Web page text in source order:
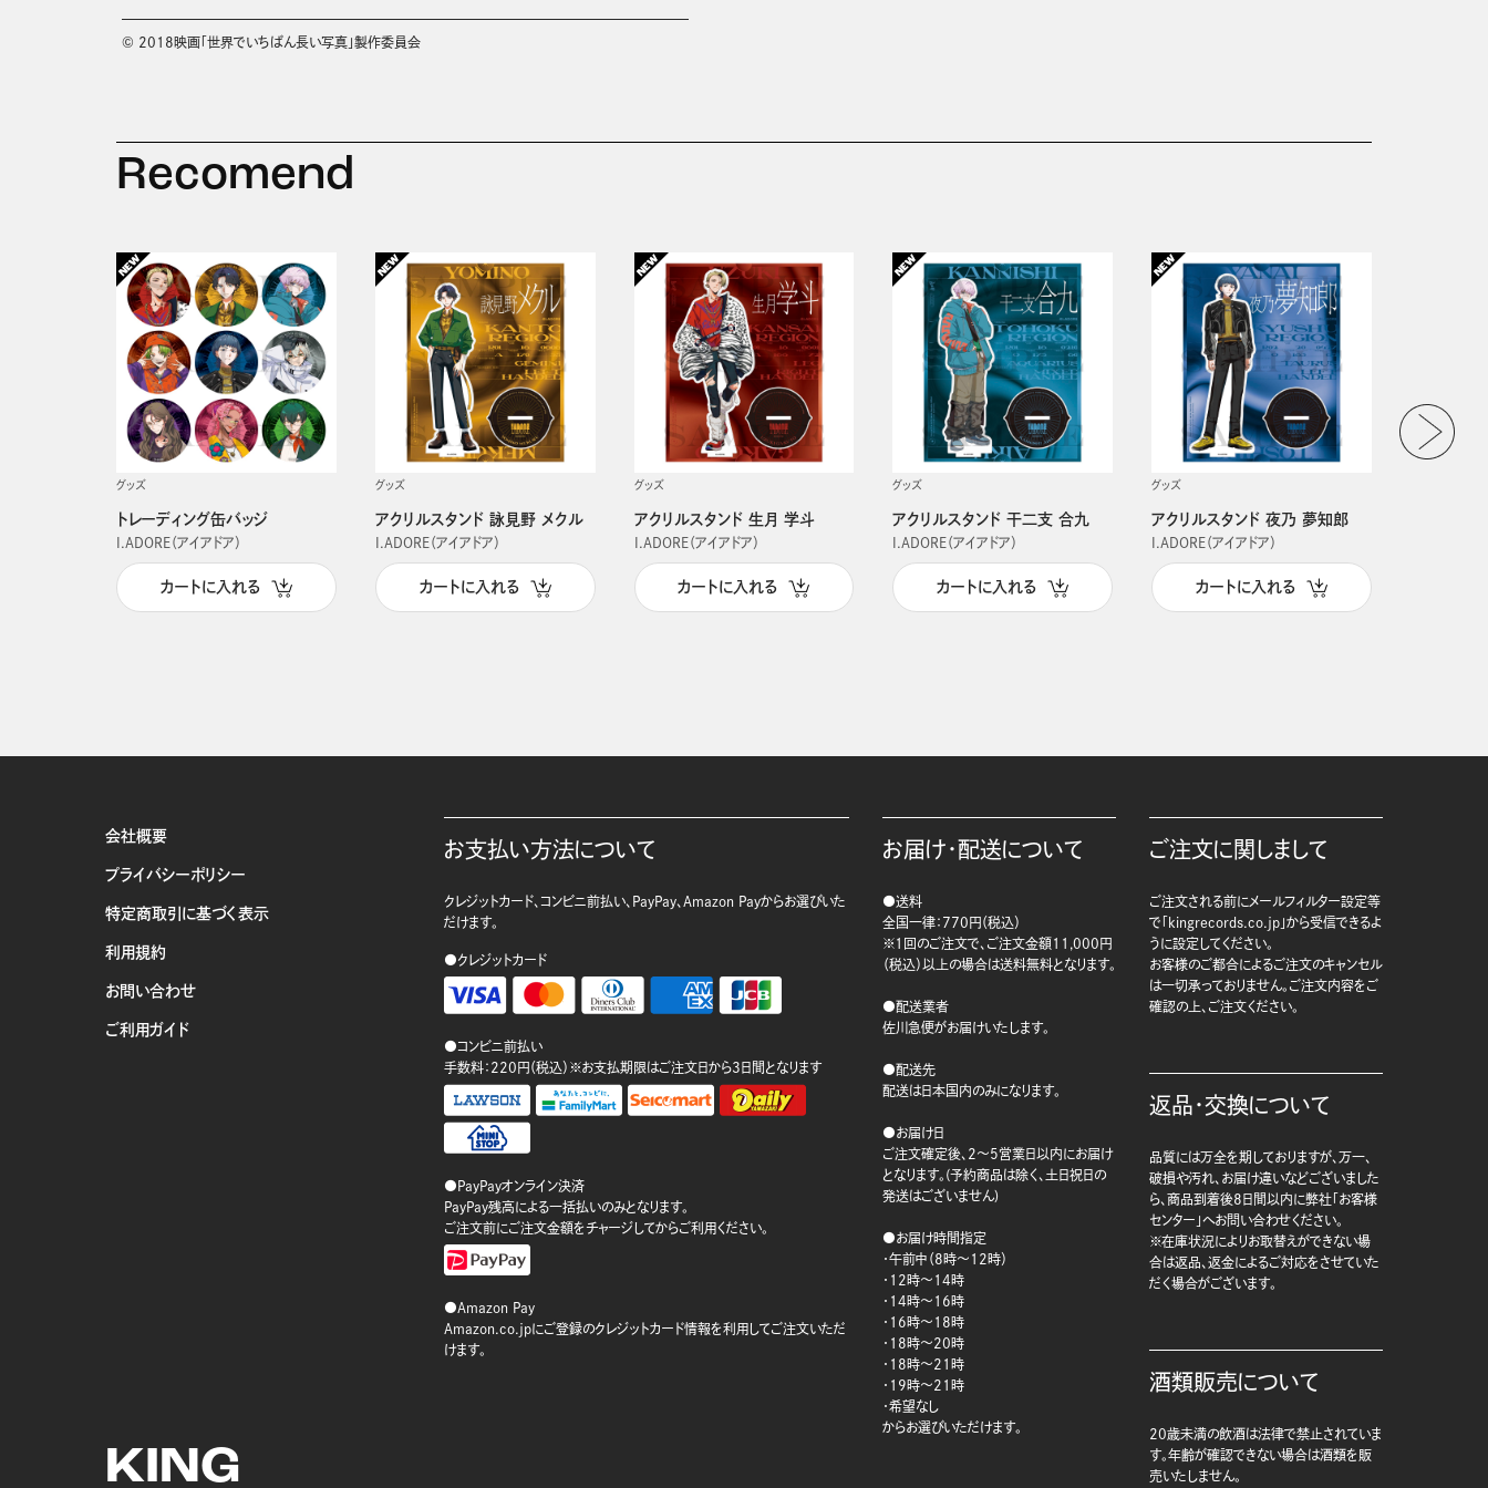
© 2018映画「世界でいちばん長い写真」製作委員会
Recomend
グッズ
トレーディング缶バッジ
I.ADORE（アイアドア）
カートに入れる
グッズ
アクリルスタンド 詠見野 メクル
I.ADORE（アイアドア）
カートに入れる
グッズ
アクリルスタンド 生月 学斗
I.ADORE（アイアドア）
カートに入れる
グッズ
アクリルスタンド 干二支 合九
I.ADORE（アイアドア）
カートに入れる
グッズ
アクリルスタンド 夜乃 夢知郎
I.ADORE（アイアドア）
カートに入れる
会社概要
プライバシーポリシー
特定商取引に基づく表示
利用規約
お問い合わせ
ご利用ガイド
KING
お支払い方法について
クレジットカード、コンビニ前払い、PayPay、Amazon Payからお選びいた
だけます。
●クレジットカード
●コンビニ前払い
手数料：220円（税込）※お支払期限はご注文日から3日間となります
●PayPayオンライン決済
PayPay残高による一括払いのみとなります。
ご注文前にご注文金額をチャージしてからご利用ください。
●Amazon Pay
Amazon.co.jpにご登録のクレジットカード情報を利用してご注文いただ
けます。
お届け・配送について
●送料
全国一律：770円（税込）
※1回のご注文で、ご注文金額11,000円
（税込）以上の場合は送料無料となります。
●配送業者
佐川急便がお届けいたします。
●配送先
配送は日本国内のみになります。
●お届け日
ご注文確定後、2～5営業日以内にお届け
となります。(予約商品は除く、土日祝日の
発送はございません)
●お届け時間指定
・午前中（8時～12時）
・12時～14時
・14時～16時
・16時～18時
・18時～20時
・18時～21時
・19時～21時
・希望なし
からお選びいただけます。
ご注文に関しまして
ご注文される前にメールフィルター設定等
で「kingrecords.co.jp」から受信できるよ
うに設定してください。
お客様のご都合によるご注文のキャンセル
は一切承っておりません。ご注文内容をご
確認の上、ご注文ください。
返品・交換について
品質には万全を期しておりますが、万一、
破損や汚れ、お届け違いなどございました
ら、商品到着後8日間以内に弊社「お客様
センター」へお問い合わせください。
※在庫状況によりお取替えができない場
合は返品、返金によるご対応をさせていた
だく場合がございます。
酒類販売について
20歳未満の飲酒は法律で禁止されていま
す。年齢が確認できない場合は酒類を販
売いたしません。